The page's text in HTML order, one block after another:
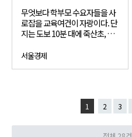
정 덜…
무엇보다 학부모 수요자들을 사
로잡을 교육여건이 자랑이다. 단
지는 도보 10분 대에 죽산초, 죽
해 있어 탄탄한 교육환경을 갖추
서울경제
1 2 3